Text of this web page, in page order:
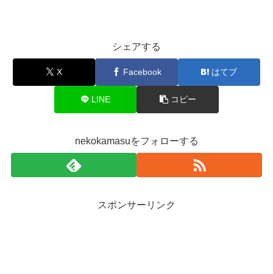
シェアする
X Facebook はてブ
LINE コピー
nekokamasuをフォローする
スポンサーリンク